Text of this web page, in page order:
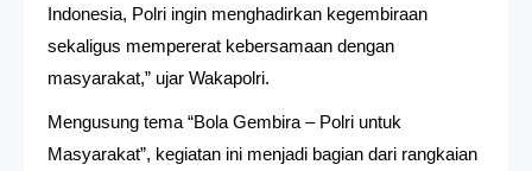
Indonesia, Polri ingin menghadirkan kegembiraan
sekaligus mempererat kebersamaan dengan
masyarakat,” ujar Wakapolri.
Mengusung tema “Bola Gembira – Polri untuk
Masyarakat”, kegiatan ini menjadi bagian dari rangkaian